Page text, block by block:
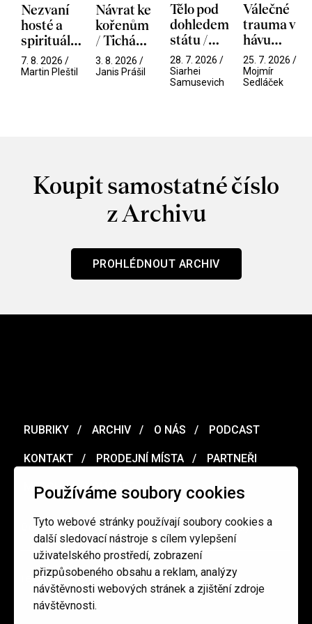
Používáme soubory cookies
Tyto webové stránky používají soubory cookies a
další sledovací nástroje s cílem vylepšení
uživatelského prostředí, zobrazení
přizpůsobeného obsahu a reklam, analýzy
návštěvnosti webových stránek a zjištění zdroje
návštěvnosti.
Nezvaní
hosté a
spirituální
narušitelé
z vesmíru
7. 8. 2026 /
Martin Pleštil
Návrat ke
kořenům
/ Tichá
přítelkyně
3. 8. 2026 /
Janis Prášil
Tělo pod
dohledem
státu /
Pramen
28. 7. 2026 /
Siarhei
Samusevich
Válečné
trauma v
hávu
spektáklu
/ Odyssea
25. 7. 2026 /
Mojmír
Sedláček
Koupit samostatné číslo
z Archivu
PROHLÉDNOUT ARCHIV
RUBRIKY ARCHIV O NÁS PODCAST
KONTAKT PRODEJNÍ MÍSTA PARTNEŘI
MERCH VOUCHER
Ochrana osobních údajů / Obchodní podmínky
redakce@cinepur.cz